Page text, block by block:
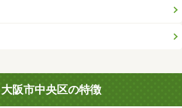
大阪市中央区の特徴